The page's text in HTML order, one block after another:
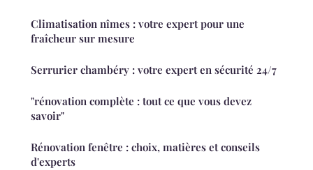
Climatisation nîmes : votre expert pour une
fraîcheur sur mesure
Serrurier chambéry : votre expert en sécurité 24/7
"rénovation complète : tout ce que vous devez
savoir"
Rénovation fenêtre : choix, matières et conseils
d'experts